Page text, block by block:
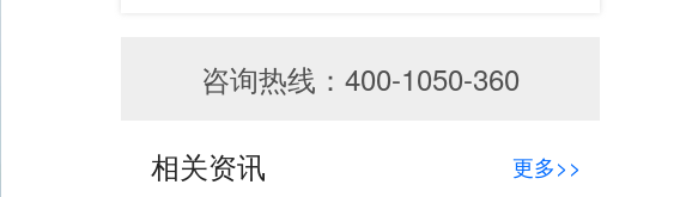
咨询热线：400-1050-360
相关资讯 更多>>